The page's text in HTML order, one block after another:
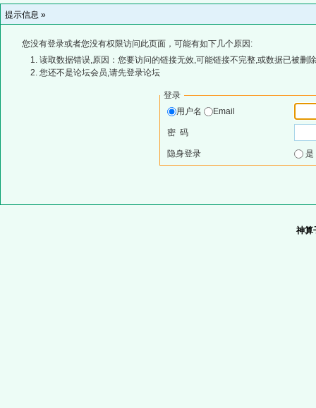
提示信息 »
您没有登录或者您没有权限访问此页面，可能有如下几个原因:
读取数据错误,原因：您要访问的链接无效,可能链接不完整,或数据已被删
您还不是论坛会员,请先登录论坛
登录
用户名
Email
密 码
隐身登录
神算